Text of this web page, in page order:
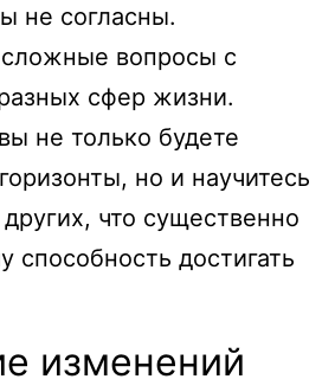
не согласны.
вопросы с
сфер жизни.
не только будете
но и научитесь
что существенно
способность достигать
изменений